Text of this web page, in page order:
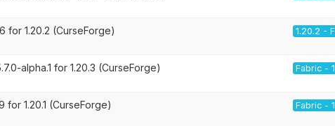
for 1.20.2 (CurseForge) 1.20.2 -
alpha.1 for 1.20.3 (CurseForge) Fabric -
for 1.20.1 (CurseForge) Fabric -